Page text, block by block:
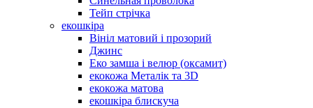
Тейп стрічка
екошкіра
Вініл матовий і прозорий
Джинс
Еко замша і велюр (оксамит)
екокожа Металік та 3D
екокожа матова
екошкіра блискуча